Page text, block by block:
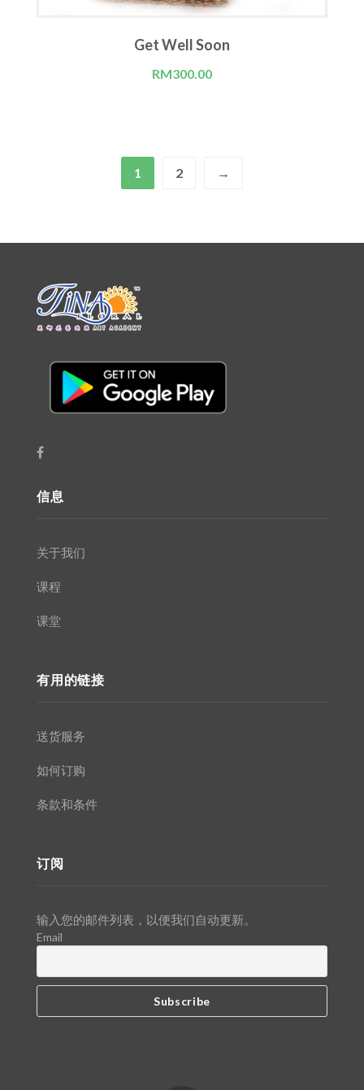
Get Well Soon
RM300.00
1 2 →
信息
关于我们
课程
课堂
有用的链接
送货服务
如何订购
条款和条件
订阅
输入您的邮件列表，以便我们自动更新。
Email